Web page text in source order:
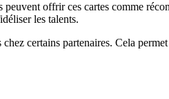
offrir ces cartes comme
les talents.
certains partenaires. Cela